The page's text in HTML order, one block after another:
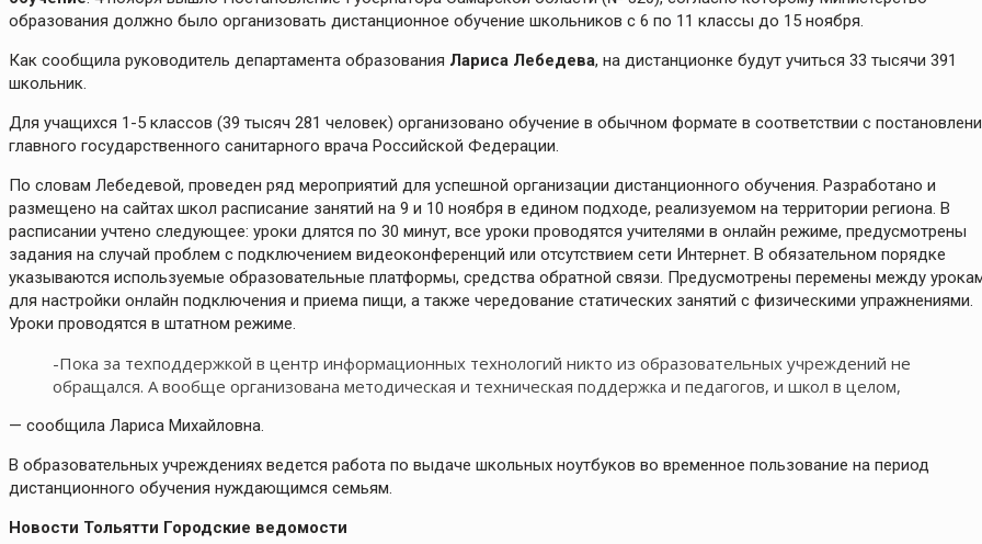
образования должно было организовать дистанционное обучение школьников с 6 по 11 классы до 15 ноября.
Как сообщила руководитель департамента образования Лариса Лебедева, на дистанционке будут учиться 33 тысячи 391
школьник.
Для учащихся 1-5 классов (39 тысяч 281 человек) организовано обучение в обычном формате в соответствии с
главного государственного санитарного врача Российской Федерации.
По словам Лебедевой, проведен ряд мероприятий для успешной организации дистанционного обучения. Разработано и
размещено на сайтах школ расписание занятий на 9 и 10 ноября в едином подходе, реализуемом на территории региона. В
расписании учтено следующее: уроки длятся по 30 минут, все уроки проводятся учителями в онлайн режиме, предусмотрены
задания на случай проблем с подключением видеоконференций или отсутствием сети Интернет. В обязательном порядке
указываются используемые образовательные платформы, средства обратной связи. Предусмотрены перемены между
для настройки онлайн подключения и приема пищи, а также чередование статических занятий с физическими упражнениями.
Уроки проводятся в штатном режиме.
-Пока за техподдержкой в центр информационных технологий никто из образовательных учреждений не
обращался. А вообще организована методическая и техническая поддержка и педагогов, и школ в целом,
— сообщила Лариса Михайловна.
В образовательных учреждениях ведется работа по выдаче школьных ноутбуков во временное пользование на период
дистанционного обучения нуждающимся семьям.
Новости Тольятти Городские ведомости